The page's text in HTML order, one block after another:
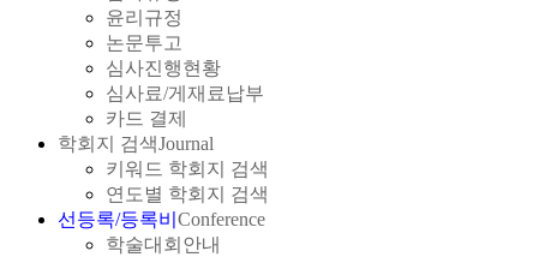
윤리규정
논문투고
심사진행현황
심사료/게재료납부
카드 결제
학회지 검색Journal
키워드 학회지 검색
연도별 학회지 검색
선등록/등록비 Conference
학술대회안내